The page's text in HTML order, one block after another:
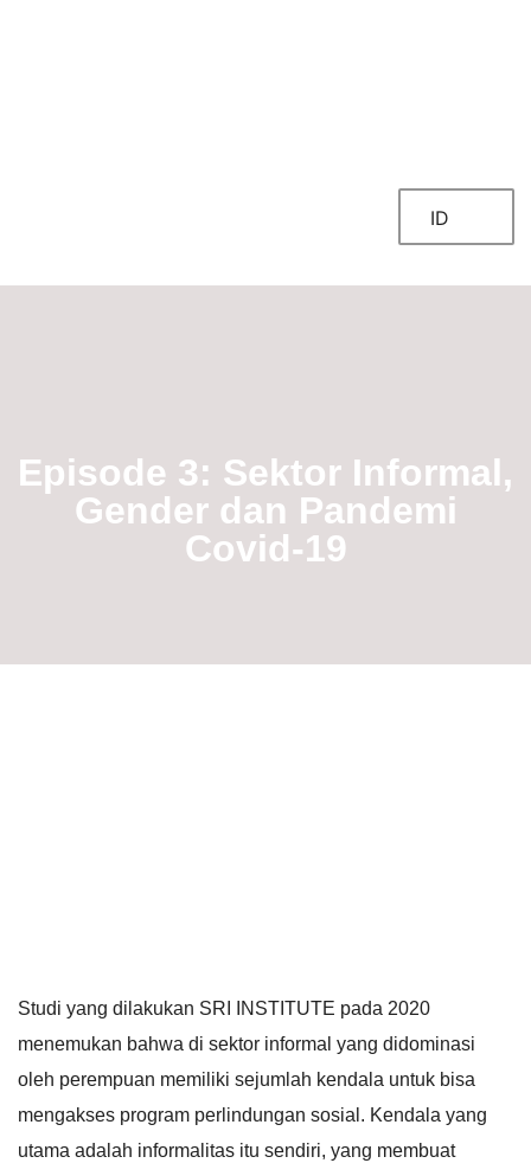
ID
Episode 3: Sektor Informal,
Gender dan Pandemi
Covid-19
Studi yang dilakukan SRI INSTITUTE pada 2020
menemukan bahwa di sektor informal yang didominasi
oleh perempuan memiliki sejumlah kendala untuk bisa
mengakses program perlindungan sosial. Kendala yang
utama adalah informalitas itu sendiri, yang membuat